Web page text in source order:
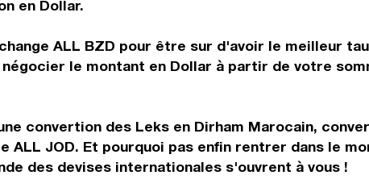
en Dollar.
ALL BZD pour être sur d'avoir le meilleur
le montant en Dollar à partir de votre
convertion des Leks en Dirham Marocain,
JOD. Et pourquoi pas enfin rentrer dans le
des devises internationales s'ouvrent à vous !